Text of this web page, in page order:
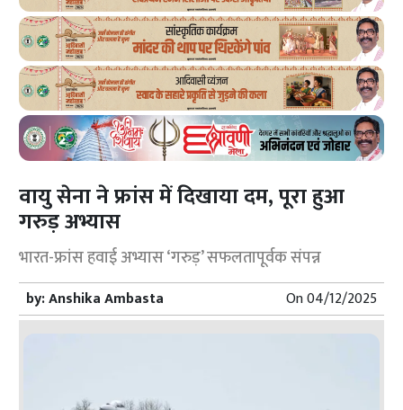
वायु सेना ने फ्रांस में दिखाया दम, पूरा हुआ
गरुड़ अभ्यास
भारत-फ्रांस हवाई अभ्यास ‘गरुड़’ सफलतापूर्वक संपन्न
by:Anshika Ambasta On04/12/2025